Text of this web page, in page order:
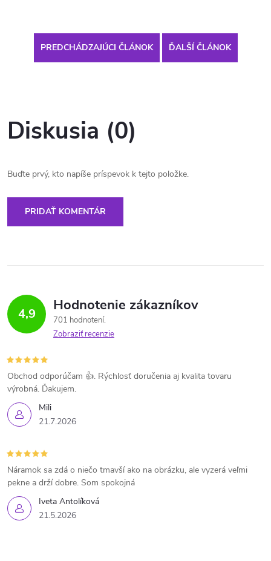
PREDCHÁDZAJÚCI ČLÁNOK ĎALŠÍ ČLÁNOK
Diskusia (0)
Buďte prvý, kto napíše príspevok k tejto položke.
PRIDAŤ KOMENTÁR
4,9 Hodnotenie zákazníkov
701 hodnotení
Zobraziť recenzie
Mili
21.7.2026
Obchod odporúčam 👍. Rýchlosť doručenia aj kvalita tovaru
výrobná. Ďakujem.
Iveta Antolíková
21.5.2026
Náramok sa zdá o niečo tmavší ako na obrázku, ale vyzerá veľmi
pekne a drží dobre. Som spokojná